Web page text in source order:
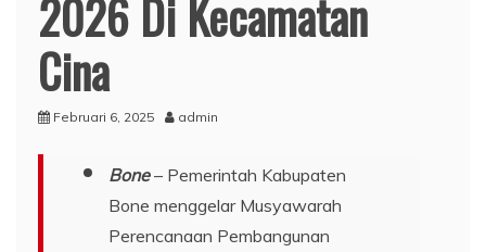
2026 Di Kecamatan
Cina
Februari 6, 2025 admin
Bone– Pemerintah Kabupaten
Bone menggelar Musyawarah
Perencanaan Pembangunan